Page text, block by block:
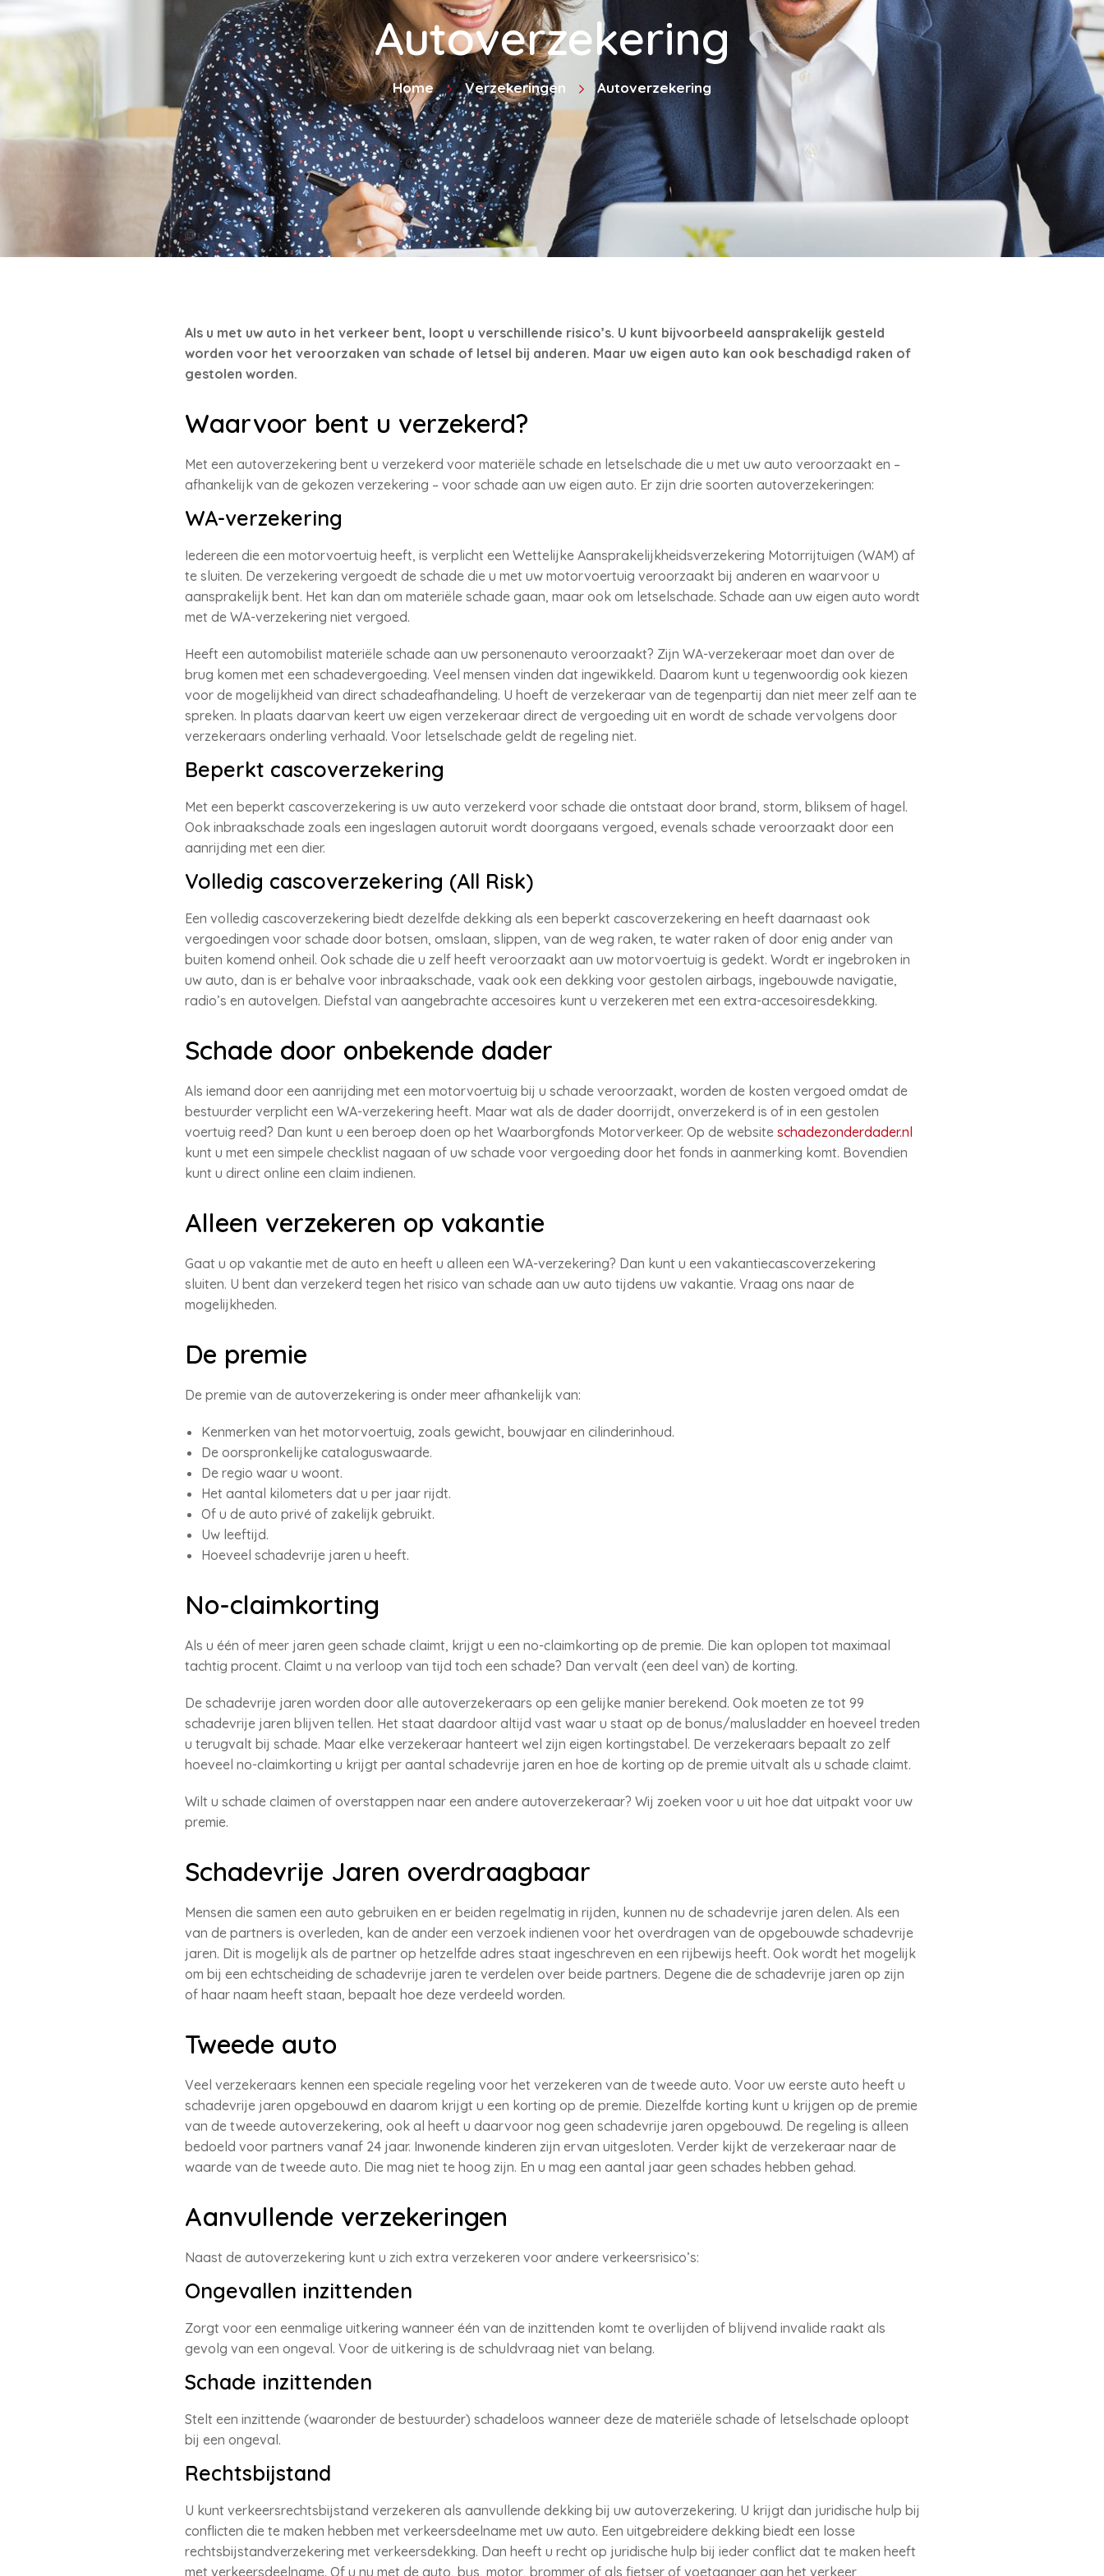
Autoverzekering
Home Verzekeringen Autoverzekering
Als u met uw auto in het verkeer bent, loopt u verschillende risico’s. U kunt bijvoorbeeld aansprakelijk gesteld
worden voor het veroorzaken van schade of letsel bij anderen. Maar uw eigen auto kan ook beschadigd raken of
gestolen worden.
Waarvoor bent u verzekerd?
Met een autoverzekering bent u verzekerd voor materiële schade en letselschade die u met uw auto veroorzaakt en –
afhankelijk van de gekozen verzekering – voor schade aan uw eigen auto. Er zijn drie soorten autoverzekeringen:
WA-verzekering
Iedereen die een motorvoertuig heeft, is verplicht een Wettelijke Aansprakelijkheidsverzekering Motorrijtuigen (WAM) af
te sluiten. De verzekering vergoedt de schade die u met uw motorvoertuig veroorzaakt bij anderen en waarvoor u
aansprakelijk bent. Het kan dan om materiële schade gaan, maar ook om letselschade. Schade aan uw eigen auto wordt
met de WA-verzekering niet vergoed.
Heeft een automobilist materiële schade aan uw personenauto veroorzaakt? Zijn WA-verzekeraar moet dan over de
brug komen met een schadevergoeding. Veel mensen vinden dat ingewikkeld. Daarom kunt u tegenwoordig ook kiezen
voor de mogelijkheid van direct schadeafhandeling. U hoeft de verzekeraar van de tegenpartij dan niet meer zelf aan te
spreken. In plaats daarvan keert uw eigen verzekeraar direct de vergoeding uit en wordt de schade vervolgens door
verzekeraars onderling verhaald. Voor letselschade geldt de regeling niet.
Beperkt cascoverzekering
Met een beperkt cascoverzekering is uw auto verzekerd voor schade die ontstaat door brand, storm, bliksem of hagel.
Ook inbraakschade zoals een ingeslagen autoruit wordt doorgaans vergoed, evenals schade veroorzaakt door een
aanrijding met een dier.
Volledig cascoverzekering (All Risk)
Een volledig cascoverzekering biedt dezelfde dekking als een beperkt cascoverzekering en heeft daarnaast ook
vergoedingen voor schade door botsen, omslaan, slippen, van de weg raken, te water raken of door enig ander van
buiten komend onheil. Ook schade die u zelf heeft veroorzaakt aan uw motorvoertuig is gedekt. Wordt er ingebroken in
uw auto, dan is er behalve voor inbraakschade, vaak ook een dekking voor gestolen airbags, ingebouwde navigatie,
radio’s en autovelgen. Diefstal van aangebrachte accesoires kunt u verzekeren met een extra-accesoiresdekking.
Schade door onbekende dader
Als iemand door een aanrijding met een motorvoertuig bij u schade veroorzaakt, worden de kosten vergoed omdat de
bestuurder verplicht een WA-verzekering heeft. Maar wat als de dader doorrijdt, onverzekerd is of in een gestolen
voertuig reed? Dan kunt u een beroep doen op het Waarborgfonds Motorverkeer. Op de website schadezonderdader.nl
kunt u met een simpele checklist nagaan of uw schade voor vergoeding door het fonds in aanmerking komt. Bovendien
kunt u direct online een claim indienen.
Alleen verzekeren op vakantie
Gaat u op vakantie met de auto en heeft u alleen een WA-verzekering? Dan kunt u een vakantiecascoverzekering
sluiten. U bent dan verzekerd tegen het risico van schade aan uw auto tijdens uw vakantie. Vraag ons naar de
mogelijkheden.
De premie
De premie van de autoverzekering is onder meer afhankelijk van:
Kenmerken van het motorvoertuig, zoals gewicht, bouwjaar en cilinderinhoud.
De oorspronkelijke cataloguswaarde.
De regio waar u woont.
Het aantal kilometers dat u per jaar rijdt.
Of u de auto privé of zakelijk gebruikt.
Uw leeftijd.
Hoeveel schadevrije jaren u heeft.
No-claimkorting
Als u één of meer jaren geen schade claimt, krijgt u een no-claimkorting op de premie. Die kan oplopen tot maximaal
tachtig procent. Claimt u na verloop van tijd toch een schade? Dan vervalt (een deel van) de korting.
De schadevrije jaren worden door alle autoverzekeraars op een gelijke manier berekend. Ook moeten ze tot 99
schadevrije jaren blijven tellen. Het staat daardoor altijd vast waar u staat op de bonus/malusladder en hoeveel treden
u terugvalt bij schade. Maar elke verzekeraar hanteert wel zijn eigen kortingstabel. De verzekeraars bepaalt zo zelf
hoeveel no-claimkorting u krijgt per aantal schadevrije jaren en hoe de korting op de premie uitvalt als u schade claimt.
Wilt u schade claimen of overstappen naar een andere autoverzekeraar? Wij zoeken voor u uit hoe dat uitpakt voor uw
premie.
Schadevrije Jaren overdraagbaar
Mensen die samen een auto gebruiken en er beiden regelmatig in rijden, kunnen nu de schadevrije jaren delen. Als een
van de partners is overleden, kan de ander een verzoek indienen voor het overdragen van de opgebouwde schadevrije
jaren. Dit is mogelijk als de partner op hetzelfde adres staat ingeschreven en een rijbewijs heeft. Ook wordt het mogelijk
om bij een echtscheiding de schadevrije jaren te verdelen over beide partners. Degene die de schadevrije jaren op zijn
of haar naam heeft staan, bepaalt hoe deze verdeeld worden.
Tweede auto
Veel verzekeraars kennen een speciale regeling voor het verzekeren van de tweede auto. Voor uw eerste auto heeft u
schadevrije jaren opgebouwd en daarom krijgt u een korting op de premie. Diezelfde korting kunt u krijgen op de premie
van de tweede autoverzekering, ook al heeft u daarvoor nog geen schadevrije jaren opgebouwd. De regeling is alleen
bedoeld voor partners vanaf 24 jaar. Inwonende kinderen zijn ervan uitgesloten. Verder kijkt de verzekeraar naar de
waarde van de tweede auto. Die mag niet te hoog zijn. En u mag een aantal jaar geen schades hebben gehad.
Aanvullende verzekeringen
Naast de autoverzekering kunt u zich extra verzekeren voor andere verkeersrisico’s:
Ongevallen inzittenden
Zorgt voor een eenmalige uitkering wanneer één van de inzittenden komt te overlijden of blijvend invalide raakt als
gevolg van een ongeval. Voor de uitkering is de schuldvraag niet van belang.
Schade inzittenden
Stelt een inzittende (waaronder de bestuurder) schadeloos wanneer deze de materiële schade of letselschade oploopt
bij een ongeval.
Rechtsbijstand
U kunt verkeersrechtsbijstand verzekeren als aanvullende dekking bij uw autoverzekering. U krijgt dan juridische hulp bij
conflicten die te maken hebben met verkeersdeelname met uw auto. Een uitgebreidere dekking biedt een losse
rechtsbijstandverzekering met verkeersdekking. Dan heeft u recht op juridische hulp bij ieder conflict dat te maken heeft
met verkeersdeelname. Of u nu met de auto, bus, motor, brommer of als fietser of voetganger aan het verkeer